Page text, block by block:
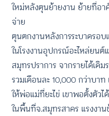
ใหม่หลังตุนย้ายงาน ย้ายที่อ
จ่าย
ตุนตกงานหลังการระบาดรอบ
ในโรงงานอุปกรณ์อะไหล่ยนต์
สมุทรปราการ จากรายได้เดิม
รวมเดือนละ 10,000 กว่าบา
ให้พ่อแม่ที่ยะไข่ เขาพอตั้งตัวไ
ในพื้นที่จ.สมุทรสาคร แรงงาน